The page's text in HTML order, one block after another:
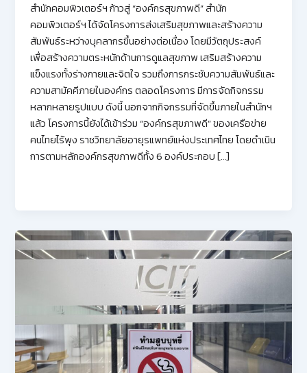
สำนักคอมพิวเตอร์ฯ ก้าวสู่ “องค์กรสุขภาพดี” สำนัก
คอมพิวเตอร์ฯ ได้จัดโครงการส่งเสริมสุขภาพและสร้างความ
สัมพันธ์ระหว่างบุคลากรขึ้นอย่างต่อเนื่อง โดยมีวัตถุประสงค์
เพื่อสร้างความตระหนักด้านการดูแลสุขภาพ เสริมสร้างความ
แข็งแรงทั้งร่างกายและจิตใจ รวมถึงการกระชับความสัมพันธ์และ
ความสามัคคีภายในองค์กร ตลอดโครงการ มีการจัดกิจกรรม
หลากหลายรูปแบบ ดังนี้ นอกจากกิจกรรมที่จัดขึ้นภายในสำนักฯ
แล้ว โครงการนี้ยังได้เข้าร่วม “องค์กรสุขภาพดี” ของเครือข่าย
คนไทยไร้พุง ราชวิทยาลัยอายุรแพทย์แห่งประเทศไทย โดยดำเนิน
การตามหลักองค์กรสุขภาพดีทั้ง 6 องค์ประกอบ […]